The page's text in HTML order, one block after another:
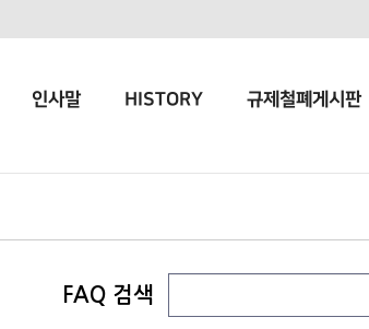
인사말 HISTORY 규제철폐게시판
FAQ 검색